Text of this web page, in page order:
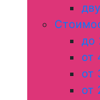
до
от
от
от